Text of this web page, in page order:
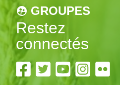
GROUPES
Restez
connectés